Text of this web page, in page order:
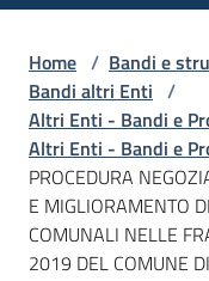
L'Agenzia
Bandi
Home / Bandi e
Bandi altri Enti /
Altri Enti - Bandi e
Altri Enti - Bandi e
PROCEDURA
E MIGLIORAMENTO
COMUNALI NELLE
2019 DEL COMUNE